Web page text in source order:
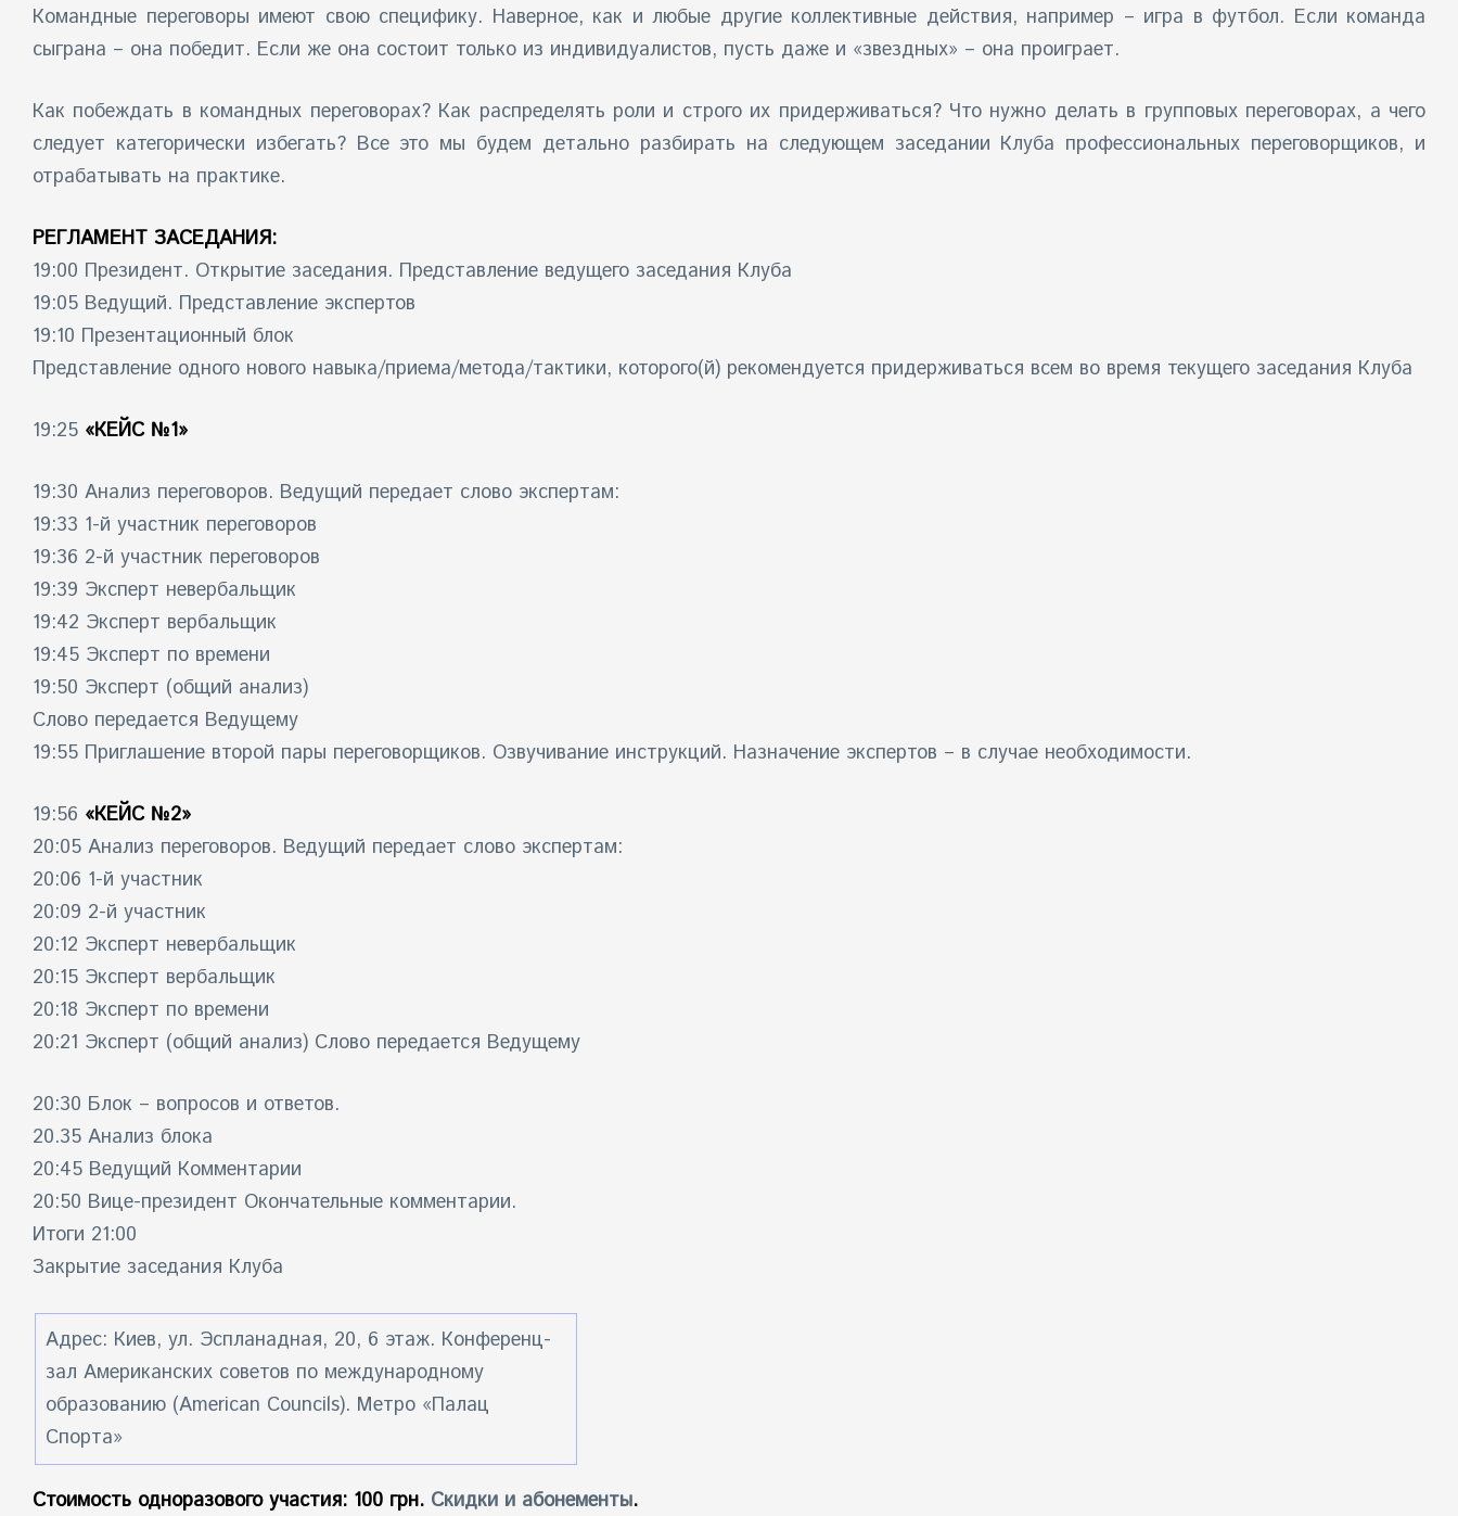
Командные переговоры имеют свою специфику. Наверное, как и любые другие коллективные действия, например – игра в футбол. Если команда
сыграна – она победит. Если же она состоит только из индивидуалистов, пусть даже и «звездных» – она проиграет.
Как побеждать в командных переговорах? Как распределять роли и строго их придерживаться? Что нужно делать в групповых переговорах, а чего
следует категорически избегать? Все это мы будем детально разбирать на следующем заседании Клуба профессиональных переговорщиков, и
отрабатывать на практике.
РЕГЛАМЕНТ ЗАСЕДАНИЯ:
19:00 Президент. Открытие заседания. Представление ведущего заседания Клуба
19:05 Ведущий. Представление экспертов
19:10 Презентационный блок
Представление одного нового навыка/приема/метода/тактики, которого(й) рекомендуется придерживаться всем во время текущего заседания Клуба
19:25 «КЕЙС №1»
19:30 Анализ переговоров. Ведущий передает слово экспертам:
19:33 1-й участник переговоров
19:36 2-й участник переговоров
19:39 Эксперт невербальщик
19:42 Эксперт вербальщик
19:45 Эксперт по времени
19:50 Эксперт (общий анализ)
Слово передается Ведущему
19:55 Приглашение второй пары переговорщиков. Озвучивание инструкций. Назначение экспертов – в случае необходимости.
19:56 «КЕЙС №2»
20:05 Анализ переговоров. Ведущий передает слово экспертам:
20:06 1-й участник
20:09 2-й участник
20:12 Эксперт невербальщик
20:15 Эксперт вербальщик
20:18 Эксперт по времени
20:21 Эксперт (общий анализ) Слово передается Ведущему
20:30 Блок – вопросов и ответов.
20.35 Анализ блока
20:45 Ведущий Комментарии
20:50 Вице-президент Окончательные комментарии.
Итоги 21:00
Закрытие заседания Клуба
Адрес: Киев, ул. Эспланадная, 20, 6 этаж. Конференц-
зал Американских советов по международному
образованию (American Councils). Метро «Палац
Спорта»
Стоимость одноразового участия: 100 грн. Скидки и абонементы.